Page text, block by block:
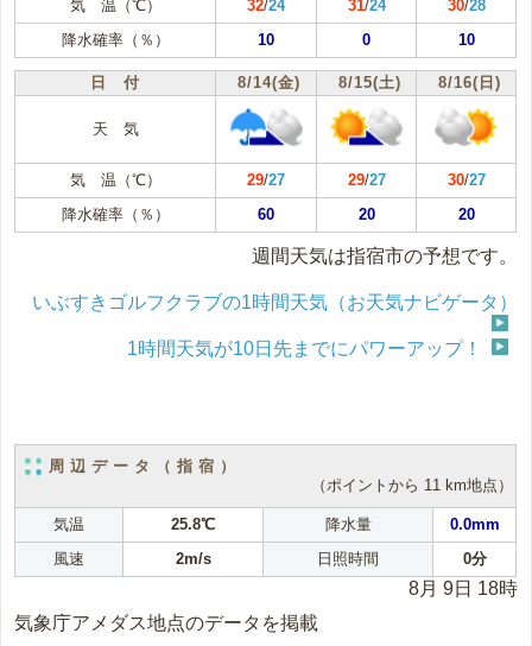
気 温（℃） 32/24 31/24 30/28
降水確率（％）
10 0 10
日 付 8/14(金) 8/15(土) 8/16(日)
天 気
気 温（℃） 29/27 29/27 30/27
降水確率（％）
60 20 20
週間天気は指宿市の予想です。
いぶすきゴルフクラブの1時間天気（お天気ナビゲータ）
1時間天気が10日先までにパワーアップ！
周辺データ（指宿）
（ポイントから 11 km地点）
気温 25.8℃ 降水量
0.0mm
風速
2m/s 日照時間 0分
8月 9日 18時
気象庁アメダス地点のデータを掲載